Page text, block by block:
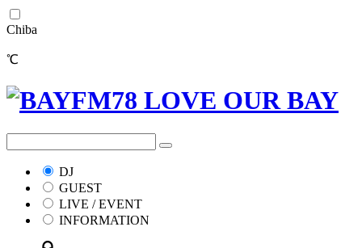
Chiba
℃
DJ
GUEST
LIVE / EVENT
INFORMATION